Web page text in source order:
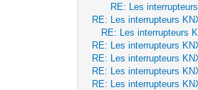
RE: Les
RE: Les interrupteurs
RE: Les interrupteurs
RE: Les interrupteurs
RE: Les interrupteurs
RE: Les interrupteurs
RE: Les interrupteurs